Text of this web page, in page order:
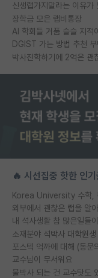
신생랩가지말라는 이유가
장학금 모은 랩비통장
AI 학회들 거품 슬슬 지적
DGIST 가는 방법 추천 부
🔥 시선집중 핫한 인기
외부에서 괜찮은 랩을 알
내 석사생활 참 많은일들
소재분야 석박사 대학원
교수님이 무서워요
물박사 되는 건 교수탓도